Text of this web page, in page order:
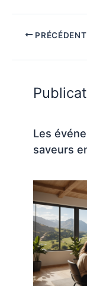
PRÉCÉDENT
Les
saveurs